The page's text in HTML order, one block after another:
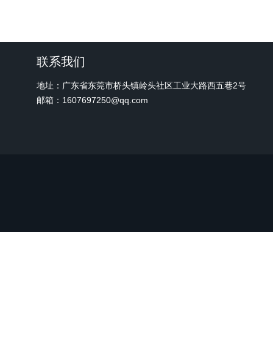
联系我们
地址：广东省东莞市桥头镇岭头社区工业大路西五巷2号
邮箱：1607697250@qq.com